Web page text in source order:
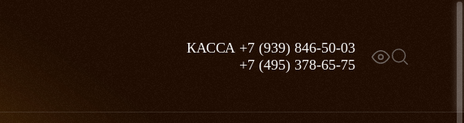
КАССА +7 (939) 846-50-03
+7 (495) 378-65-75